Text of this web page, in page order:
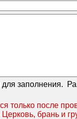
заполнения.
только после
брань и